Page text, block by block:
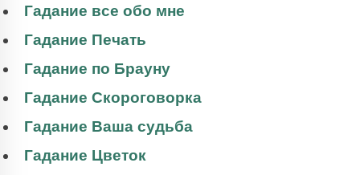
Гадание все обо мне
Гадание Печать
Гадание по Брауну
Гадание Скороговорка
Гадание Ваша судьба
Гадание Цветок